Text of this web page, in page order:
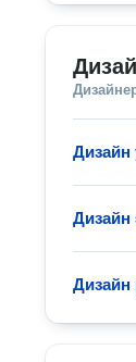
Дизайн
Дизайн